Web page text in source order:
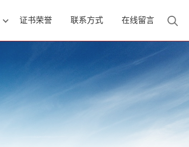
证书荣誉 联系方式 在线留言